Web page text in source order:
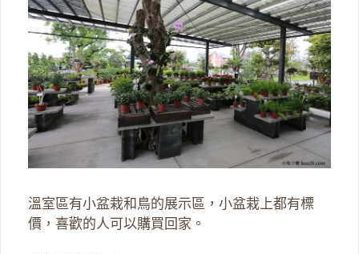
溫室區有小盆栽和鳥的展示區，小盆栽上都有標
價，喜歡的人可以購買回家。